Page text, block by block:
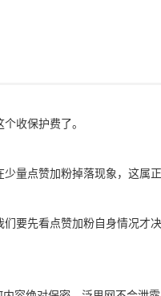
收保护费了。
量点赞加粉掉落现象，这属正
要先看点赞加粉自身情况才